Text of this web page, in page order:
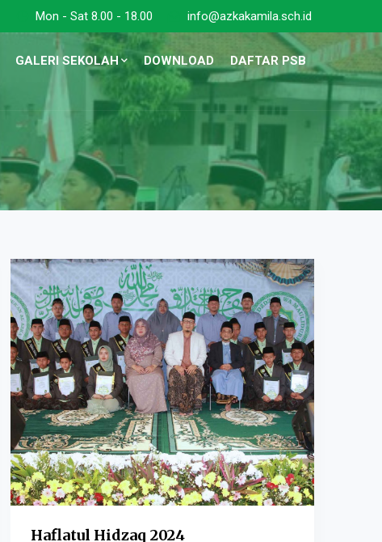
Mon - Sat 8.00 - 18.00 info@azkakamila.sch.id
GALERI SEKOLAH DOWNLOAD DAFTAR PSB
Haflatul Hidzaq 2024